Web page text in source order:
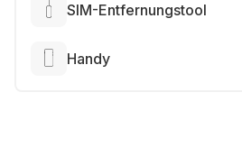
SIM-Entfernungstool
Handy